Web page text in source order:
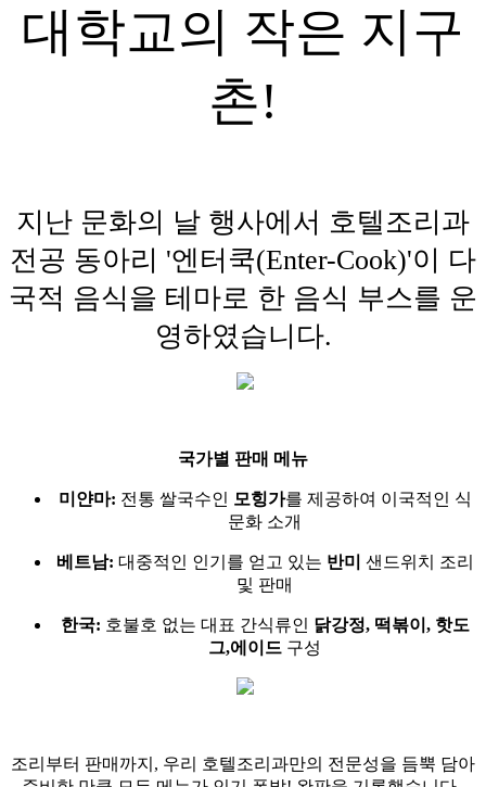
대학교의 작은 지구
촌!
지난 문화의 날 행사에서 호텔조리과
전공 동아리 '엔터쿡(Enter-Cook)'이 다
국적 음식을 테마로 한 음식 부스를 운
영하였습니다.
국가별 판매 메뉴
미얀마: 전통 쌀국수인 모힝가를 제공하여 이국적인 식
문화 소개
베트남: 대중적인 인기를 얻고 있는 반미 샌드위치 조리
및 판매
한국: 호불호 없는 대표 간식류인 닭강정, 떡볶이, 핫도
그,에이드 구성
조리부터 판매까지, 우리 호텔조리과만의 전문성을 듬뿍 담아